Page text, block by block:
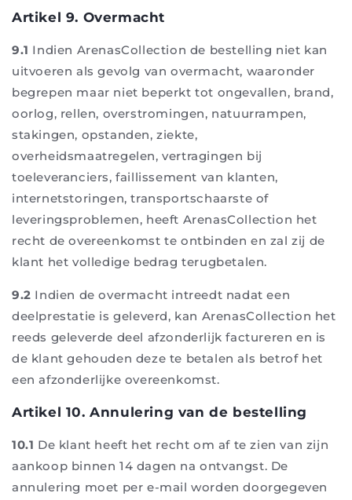
Artikel 9. Overmacht
9.1 Indien ArenasCollection de bestelling niet kan
uitvoeren als gevolg van overmacht, waaronder
begrepen maar niet beperkt tot ongevallen, brand,
oorlog, rellen, overstromingen, natuurrampen,
stakingen, opstanden, ziekte,
overheidsmaatregelen, vertragingen bij
toeleveranciers, faillissement van klanten,
internetstoringen, transportschaarste of
leveringsproblemen, heeft ArenasCollection het
recht de overeenkomst te ontbinden en zal zij de
klant het volledige bedrag terugbetalen.
9.2 Indien de overmacht intreedt nadat een
deelprestatie is geleverd, kan ArenasCollection het
reeds geleverde deel afzonderlijk factureren en is
de klant gehouden deze te betalen als betrof het
een afzonderlijke overeenkomst.
Artikel 10. Annulering van de bestelling
10.1 De klant heeft het recht om af te zien van zijn
aankoop binnen 14 dagen na ontvangst. De
annulering moet per e-mail worden doorgegeven